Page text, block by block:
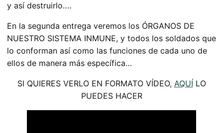
y así destruirlo….
En la segunda entrega veremos los ÓRGANOS DE
NUESTRO SISTEMA INMUNE, y todos los soldados que
lo conforman así como las funciones de cada uno de
ellos de manera más específica…
SI QUIERES VERLO EN FORMATO VÍDEO, AQUÍ LO
PUEDES HACER